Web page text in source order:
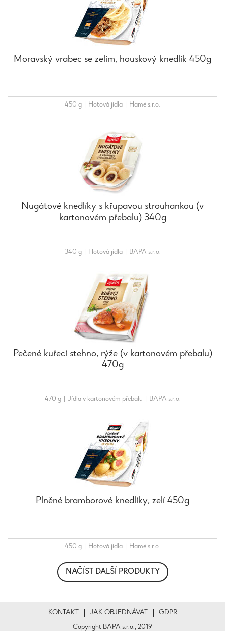
Moravský vrabec se zelím, houskový knedlík 450g
450 g Hotová jídla Hamé s.r.o.
Nugátové knedlíky s křupavou strouhankou (v
kartonovém přebalu) 340g
340 g Hotová jídla BAPA s.r.o.
Pečené kuřecí stehno, rýže (v kartonovém přebalu)
470g
470 g Jídla v kartonovém přebalu BAPA s.r.o.
Plněné bramborové knedlíky, zelí 450g
450 g Hotová jídla Hamé s.r.o.
NAČÍST DALŠÍ PRODUKTY
KONTAKT JAK OBJEDNÁVAT GDPR
Copyright BAPA s.r.o., 2019